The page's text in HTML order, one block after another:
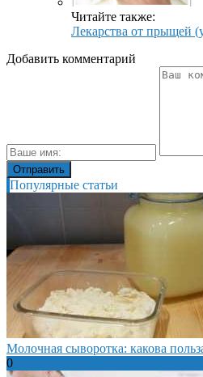
Читайте также:
Лекарства от прыщей
Добавить комментарий
Популярные статьи
Молочная сыворотка: какова
0